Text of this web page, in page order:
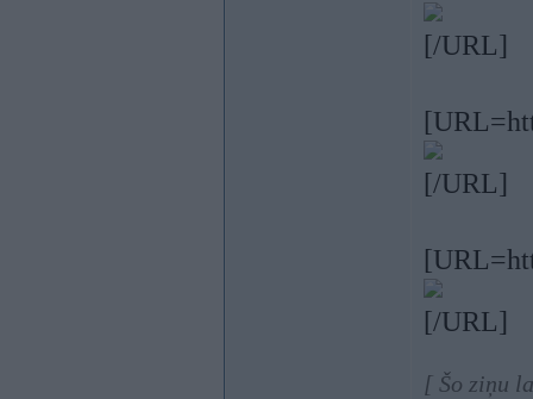
[/URL]
[/URL]
[/URL]
[ Šo ziņu